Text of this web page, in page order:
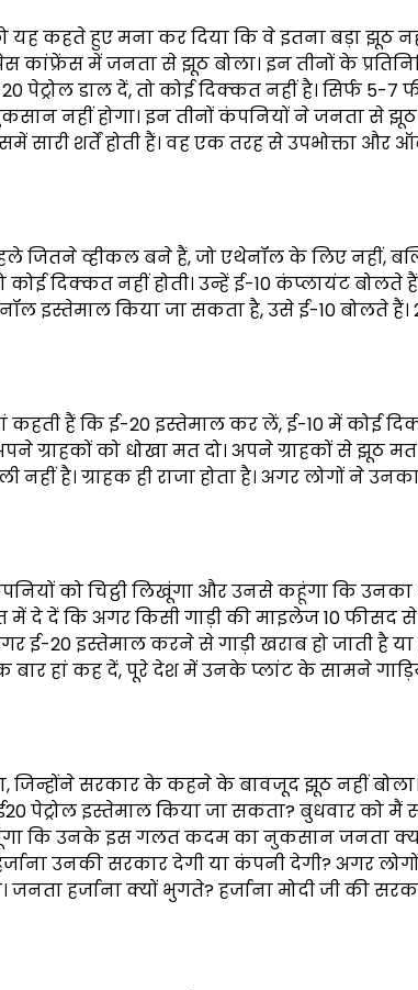
कहते हुए मना कर दिया कि वे इतना बड़ा झूठ
कांफ्रेंस में जनता से झूठ बोला। इन तीनों के
डाल दें, तो कोई दिक्कत नहीं है। सिर्फ 5-7
नहीं होगा। इन तीनों कंपनियों ने जनता से झूठ
शर्तें होती हैं। वह एक तरह से उपभोक्ता और
जितने व्हीकल बने हैं, जो एथेनॉल के लिए नहीं,
दिक्कत नहीं होती। उन्हें ई-10 कंप्लायंट बोलते
इस्तेमाल किया जा सकता है, उसे ई-10 बोलते हैं।
कहती हैं कि ई-20 इस्तेमाल कर लें, ई-10 में कोई
ग्राहकों को धोखा मत दो। अपने ग्राहकों से झूठ मत
है। ग्राहक ही राजा होता है। अगर लोगों ने
को चिट्ठी लिखूंगा और उनसे कहूंगा कि
दें कि अगर किसी गाड़ी की माइलेज 10 फीसद से
ई-20 इस्तेमाल करने से गाड़ी खराब हो जाती है
हां कह दें, पूरे देश में उनके प्लांट के सामने
जिन्होंने सरकार के कहने के बावजूद झूठ नहीं
पेट्रोल इस्तेमाल किया जा सकता? बुधवार को मैं
कि उनके इस गलत कदम का नुकसान जनता
उनकी सरकार देगी या कंपनी देगी? अगर
जनता हर्जाना क्यों भुगते? हर्जाना मोदी जी की